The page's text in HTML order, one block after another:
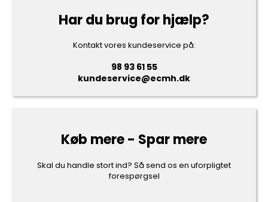
Har du brug for hjælp?
Kontakt vores kundeservice på:
98 93 61 55
kundeservice@ecmh.dk
Køb mere - Spar mere
Skal du handle stort ind? Så send os en uforpligtet
forespørgsel